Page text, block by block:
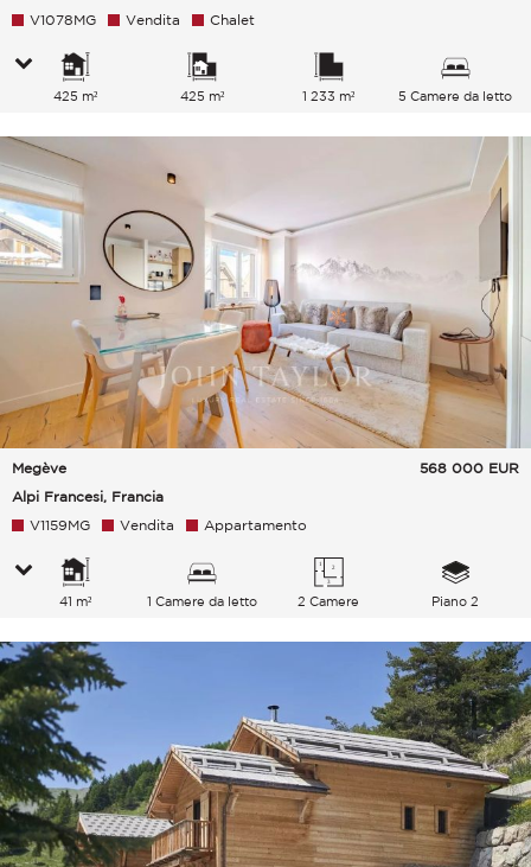
V1078MG Vendita Chalet
425 m² 425 m² 1 233 m² 5 Camere da letto
Megève
Alpi Francesi, Francia
568 000 EUR
V1159MG Vendita Appartamento
41 m² 1 Camere da letto 2 Camere Piano 2